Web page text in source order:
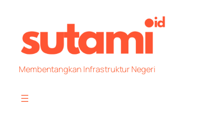
content
Membentangkan Infrastruktur Negeri